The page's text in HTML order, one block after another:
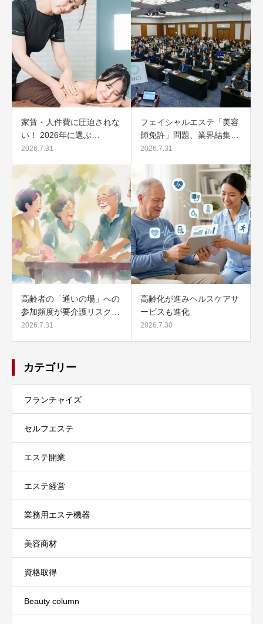
家賃・人件費に圧迫されな
い！ 2026年に選ぶ…
2026.7.31
フェイシャルエステ「美容
師免許」問題、業界結集…
2026.7.31
高齢者の「通いの場」への
参加頻度が要介護リスク…
2026.7.31
高齢化が進みヘルスケアサ
ービスも進化
2026.7.30
カテゴリー
フランチャイズ
セルフエステ
エステ開業
エステ経営
業務用エステ機器
美容商材
資格取得
Beauty column